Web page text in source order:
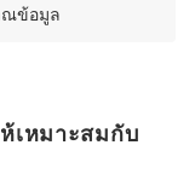
ณข้อมูล
เหมาะสมกับ